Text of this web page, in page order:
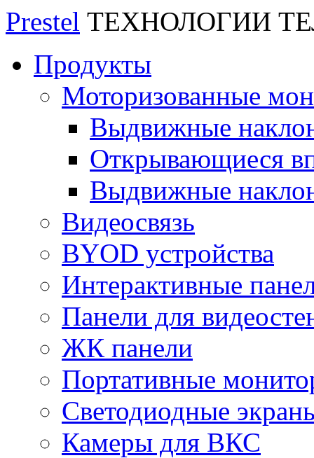
Prestel ТЕХНОЛОГИИ
Продукты
Моторизованные
Выдвижные
Открывающиеся
Выдвижные
Видеосвязь
BYOD устройства
Интерактивные
Панели для
ЖК панели
Портативные
Светодиодные
Камеры для ВКС